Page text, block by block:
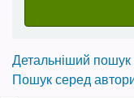
Детальніший пошук
Пошук серед